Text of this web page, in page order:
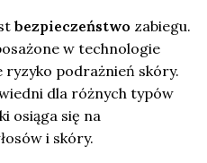
bezpieczeństwo zabiegu.
w technologie
ryzyko podrażnień skóry.
dla różnych typów
osiąga się na
i skóry.